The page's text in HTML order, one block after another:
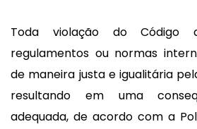
Toda violação do Código
regulamentos ou normas
de maneira justa e igualitária
resultando em uma
adequada, de acordo com a